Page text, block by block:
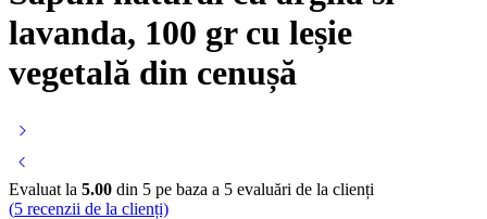
lavanda, 100 gr cu leșie
vegetală din cenușă
Evaluat la 5.00 din 5 pe baza a 5 evaluări de la clienți
(5 recenzii de la clienți)